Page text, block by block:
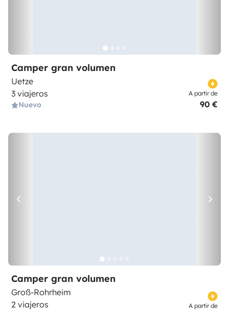
Camper gran volumen
Uetze
3 viajeros
Nuevo
A partir de
90 €
Camper gran volumen
Groß-Rohrheim
2 viajeros
A partir de